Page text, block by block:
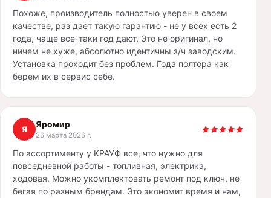
Похоже, производитель полностью уверен в своем
качестве, раз дает такую гарантию - не у всех есть 2
года, чаще все-таки год дают. Это не оригинал, но
ничем не хуже, абсолютно идентичны з/ч заводским.
Установка проходит без проблем. Года полтора как
берем их в сервис себе.
Я Яромир
26 марта 2026 г.
По ассортименту у КРАУФ все, что нужно для
повседневной работы - топливная, электрика,
ходовая. Можно укомплектовать ремонт под ключ, не
бегая по разным брендам. Это экономит время и нам,